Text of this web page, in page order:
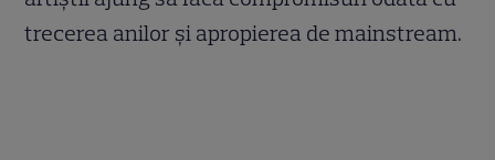
trecerea anilor și apropierea de mainstream.